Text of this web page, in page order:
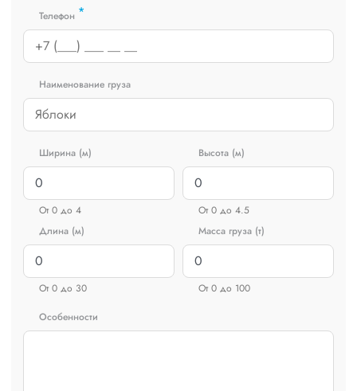
Телефон *
Наименование груза
Ширина (м)
От 0 до 4
Высота (м)
От 0 до 4.5
Длина (м)
От 0 до 30
Масса груза (т)
От 0 до 100
Особенности